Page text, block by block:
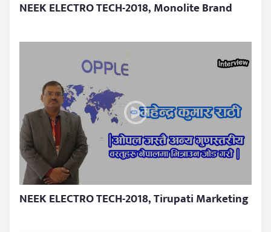
NEEK ELECTRO TECH-2018, Monolite Brand
NEEK ELECTRO TECH-2018, Tirupati Marketing